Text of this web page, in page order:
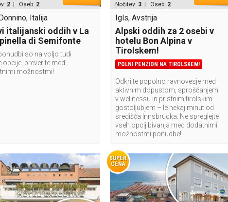
2 | Oseb: 2
Italija
italijanski oddih v La
di Semifonte
so na voljo tudi
opcije, preverite med
možnostmi!
Nočitev: 3 | Oseb: 2
Igls, Avstrija
Alpski oddih za 2 osebi v
hotelu Bon Alpina v
Tirolskem!
POLNI PENZION NA TIROLSKEM!
Odkrijte popolno ravnovesje med
aktivnim dopustom, sproščanjem
v wellnessu in pristnim tirolskim
gostoljubjem – le nekaj minut od
središča Innsbrucka. Ne spreglejte
vseh opcij bivanja med dodatnimi
možnostmi ponudbe!
SUPER
CENA